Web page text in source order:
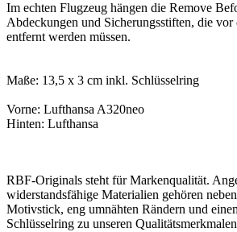
Im echten Flugzeug hängen die Remove
Abdeckungen und Sicherungsstiften, die vor
entfernt werden müssen.
Maße: 13,5 x 3 cm inkl. Schlüsselring
Vorne: Lufthansa A320neo
Hinten: Lufthansa
RBF-Originals steht für Markenqualität.
widerstandsfähige Materialien gehören
Motivstick, eng umnähten Rändern und
Schlüsselring zu unseren